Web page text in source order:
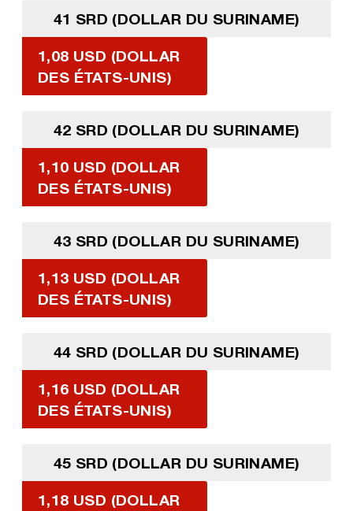
41 SRD (DOLLAR DU SURINAME)
1,08 USD (DOLLAR
DES ÉTATS-UNIS)
42 SRD (DOLLAR DU SURINAME)
1,10 USD (DOLLAR
DES ÉTATS-UNIS)
43 SRD (DOLLAR DU SURINAME)
1,13 USD (DOLLAR
DES ÉTATS-UNIS)
44 SRD (DOLLAR DU SURINAME)
1,16 USD (DOLLAR
DES ÉTATS-UNIS)
45 SRD (DOLLAR DU SURINAME)
1,18 USD (DOLLAR